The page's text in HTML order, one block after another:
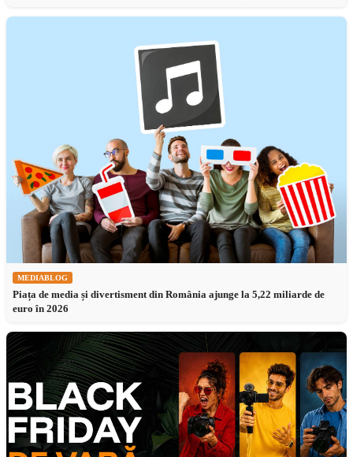
MEDIABLOG
Piața de media și divertisment din România ajunge la 5,22 miliarde de
euro în 2026